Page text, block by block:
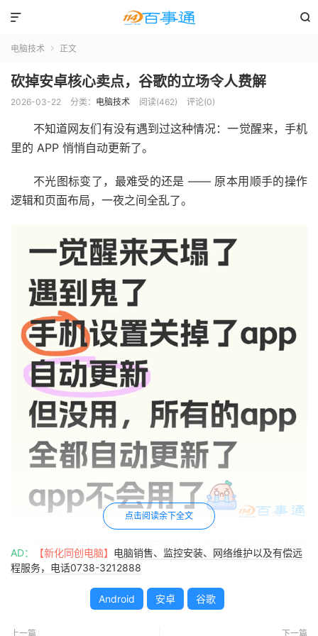


电脑技术  正文
砍掉安卓核心卖点，谷歌的立场令人费解
2026-03-22 分类： 电脑技术 阅读(462) 评论(0)
不知道网友们有没有遇到过这种情况：一觉醒来，手机
里的 APP 悄悄自动更新了。
不光图标变了，最难受的还是 —— 原本用顺手的操作
逻辑和页面布局，一夜之间全乱了。
但如果这时候你用的是安卓手机，恭喜你，你可以找第
三方 APK 镜像站，或者让朋友发你之前版本的安装包，手
点击阅读余下全文
AD： 【新化同创电脑】 电脑销售、监控安装、网络维护以及有偿远
程服务，电话0738-3212888
Android 安卓 谷歌
上一篇 下一篇